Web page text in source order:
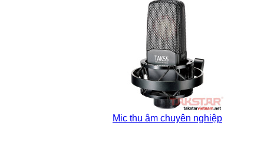
Mic thu âm chuyên nghiệp